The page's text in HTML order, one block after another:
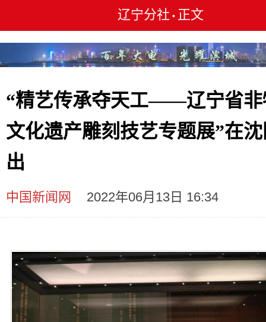
辽宁分社 • 正文
“精艺传承夺天工——辽宁省非
文化遗产雕刻技艺专题展”在
出
中国新闻网 2022年06月13日 16:34